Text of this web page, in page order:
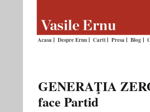
Acasa Despre Ernu Carti Presa Blog
GENERAŢIA
face Partid